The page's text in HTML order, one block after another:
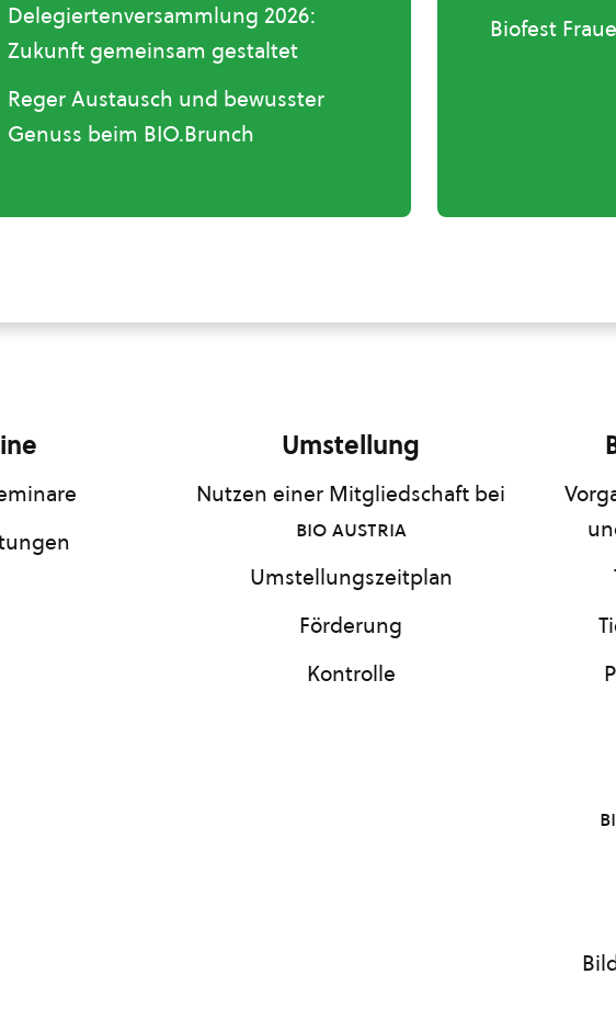
Delegiertenversammlung 2026:
Zukunft gemeinsam gestaltet
Reger Austausch und bewusster
Genuss beim BIO.Brunch
Biofest
Umstellung
Nutzen einer Mitgliedschaft bei
bio austria
Umstellungszeitplan
Förderung
Kontrolle